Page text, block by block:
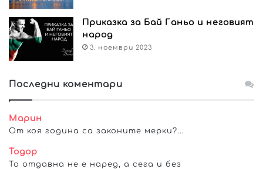
Приказка за Бай Ганьо и неговият
народ
3. ноември 2023
Последни коментари
Марин
От коя година са законите мерки?...
Тодор
То отдавна не е наред, а сега и без